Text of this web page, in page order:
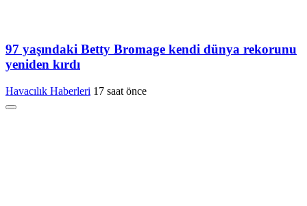
97 yaşındaki Betty Bromage kendi dünya rekorunu
yeniden kırdı
Havacılık Haberleri 17 saat önce